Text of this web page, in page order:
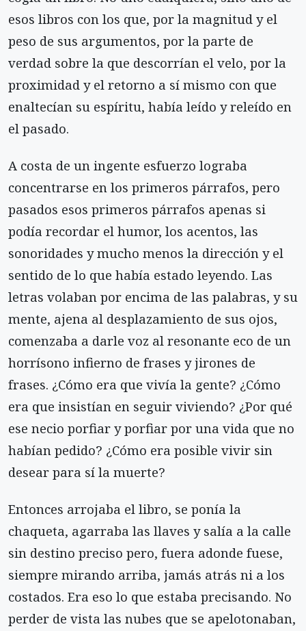
esos libros con los que, por la magnitud y el
peso de sus argumentos, por la parte de
verdad sobre la que descorrían el velo, por la
proximidad y el retorno a sí mismo con que
enaltecían su espíritu, había leído y releído en
el pasado.
A costa de un ingente esfuerzo lograba
concentrarse en los primeros párrafos, pero
pasados esos primeros párrafos apenas si
podía recordar el humor, los acentos, las
sonoridades y mucho menos la dirección y el
sentido de lo que había estado leyendo. Las
letras volaban por encima de las palabras, y su
mente, ajena al desplazamiento de sus ojos,
comenzaba a darle voz al resonante eco de un
horrísono infierno de frases y jirones de
frases. ¿Cómo era que vivía la gente? ¿Cómo
era que insistían en seguir viviendo? ¿Por qué
ese necio porfiar y porfiar por una vida que no
habían pedido? ¿Cómo era posible vivir sin
desear para sí la muerte?
Entonces arrojaba el libro, se ponía la
chaqueta, agarraba las llaves y salía a la calle
sin destino preciso pero, fuera adonde fuese,
siempre mirando arriba, jamás atrás ni a los
costados. Era eso lo que estaba precisando. No
perder de vista las nubes que se apelotonaban,